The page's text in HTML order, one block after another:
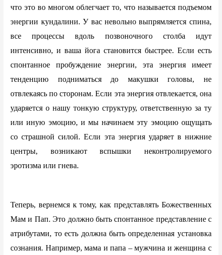
что это во многом облегчает то, что называется подъемом
энергии кундалини. У вас невольно выпрямляется спина,
все процессы вдоль позвоночного столба идут
интенсивно, и ваша йога становится быстрее. Если есть
спонтанное пробуждение энергии, эта энергия имеет
тенденцию подниматься до макушки головы, не
отвлекаясь по сторонам. Если эта энергия отвлекается, она
ударяется о нашу тонкую структуру, ответственную за ту
или иную эмоцию, и мы начинаем эту эмоцию ощущать
со страшной силой. Если эта энергия ударяет в нижние
центры, возникают вспышки неконтролируемого
эротизма или гнева.
Теперь, вернемся к тому, как представлять Божественных
Мам и Пап. Это должно быть спонтанное представление с
атрибутами, то есть должна быть определенная установка
сознания. Например, мама и папа – мужчина и женщина с